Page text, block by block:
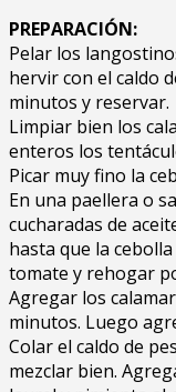
PREPARACIÓN:
Pelar los
hervir con el caldo
minutos y reservar.
Limpiar bien los
enteros los
Picar muy fino la
En una paellera o
cucharadas de
hasta que la
tomate y rehogar
Agregar los
minutos. Luego
Colar el caldo de
mezclar bien.